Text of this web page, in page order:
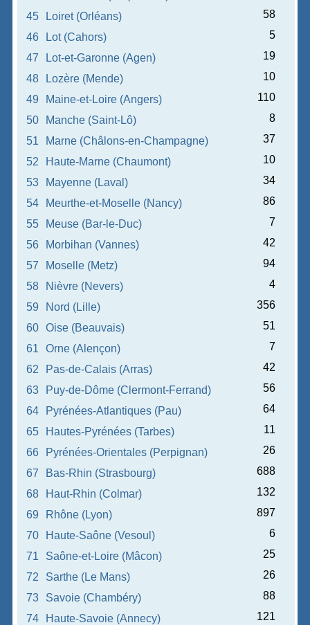
45
Loiret (Orléans)
58
46
Lot (Cahors)
5
47
Lot-et-Garonne (Agen)
19
48
Lozère (Mende)
10
49
Maine-et-Loire (Angers)
110
50
Manche (Saint-Lô)
8
51
Marne (Châlons-en-Champagne)
37
52
Haute-Marne (Chaumont)
10
53
Mayenne (Laval)
34
54
Meurthe-et-Moselle (Nancy)
86
55
Meuse (Bar-le-Duc)
7
56
Morbihan (Vannes)
42
57
Moselle (Metz)
94
58
Nièvre (Nevers)
4
59
Nord (Lille)
356
60
Oise (Beauvais)
51
61
Orne (Alençon)
7
62
Pas-de-Calais (Arras)
42
63
Puy-de-Dôme (Clermont-Ferrand)
56
64
Pyrénées-Atlantiques (Pau)
64
65
Hautes-Pyrénées (Tarbes)
11
66
Pyrénées-Orientales (Perpignan)
26
67
Bas-Rhin (Strasbourg)
688
68
Haut-Rhin (Colmar)
132
69
Rhône (Lyon)
897
70
Haute-Saône (Vesoul)
6
71
Saône-et-Loire (Mâcon)
25
72
Sarthe (Le Mans)
26
73
Savoie (Chambéry)
88
74
Haute-Savoie (Annecy)
121